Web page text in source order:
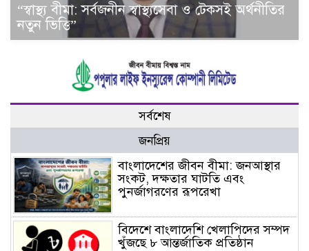
“স্বাস্থ্য বীমা: সর্বজনীন স্বাস্থ্যসেবা ও টেকসই অর্থনীতির
নতুন ভিত্তি”
সর্বশেষ
জনপ্রিয়
বাংলাদেশের জীবন বীমা: জনআস্থার
সংকট, দক্ষতার ঘাটতি এবং
পুনর্জাগরণের রূপরেখা
বিদেশে বাংলাদেশি খেলাপিদের সম্পদ
খুঁজছে ৮ আন্তর্জাতিক প্রতিষ্ঠান